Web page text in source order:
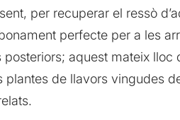
per recuperar el ressò
perfecte per a les
aquest mateix
plantes de llavors vingudes